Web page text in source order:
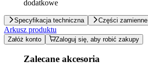
dodatkowe
Specyfikacja techniczna Części zamienne
Arkusz produktu
Załóż konto Zaloguj się, aby robić zakupy
Zalecane akcesoria